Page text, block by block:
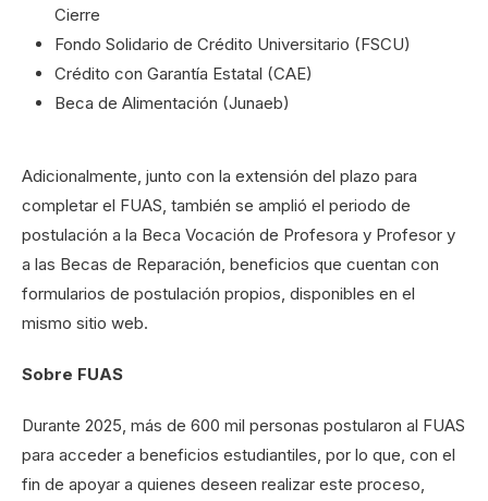
Cierre
Fondo Solidario de Crédito Universitario (FSCU)
Crédito con Garantía Estatal (CAE)
Beca de Alimentación (Junaeb)
Adicionalmente, junto con la extensión del plazo para
completar el FUAS, también se amplió el periodo de
postulación a la Beca Vocación de Profesora y Profesor y
a las Becas de Reparación, beneficios que cuentan con
formularios de postulación propios, disponibles en el
mismo sitio web.
Sobre FUAS
Durante 2025, más de 600 mil personas postularon al FUAS
para acceder a beneficios estudiantiles, por lo que, con el
fin de apoyar a quienes deseen realizar este proceso,